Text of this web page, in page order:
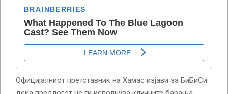
Официјалниот претставник на Хамас изјави за БиБиСи